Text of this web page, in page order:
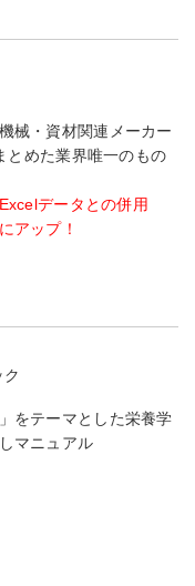
械・資材関連メーカー
とめた業界唯一のもの
データとの併用
アップ！
をテーマとした栄養学
マニュアル